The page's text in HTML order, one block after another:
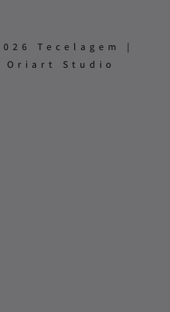
Tecelagem |
Oriart Studio